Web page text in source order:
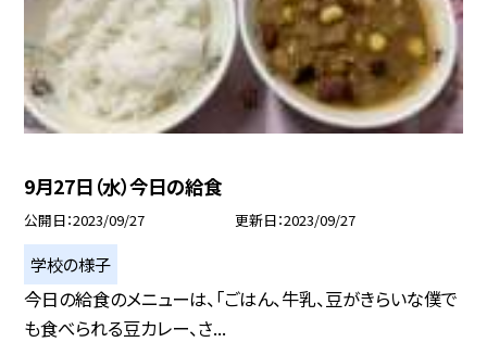
9月27日（水）今日の給食
公開日 2023/09/27 更新日 2023/09/27
学校の様子
今日の給食のメニューは、「ごはん、牛乳、豆がきらいな僕で
も食べられる豆カレー、さ...